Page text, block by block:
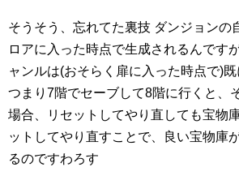
そうそう、忘れてた裏技 ダンジョンの
ロアに入った時点で生成されるんですが
ャンルは(おそらく扉に入った時点で)既
つまり7階でセーブして8階に行くと、
場合、リセットしてやり直しても宝物庫
ットしてやり直すことで、良い宝物庫
るのですわろす